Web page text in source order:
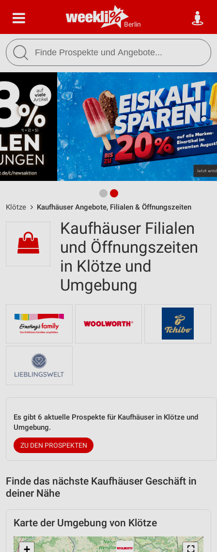
Berlin
Klötze Kaufhäuser Angebote, Filialen & Öffnungszeiten
Kaufhäuser Filialen
und Öffnungszeiten
in Klötze und
Umgebung
Es gibt 6 aktuelle Prospekte für Kaufhäuser in Klötze und
Umgebung.
ZU DEN PROSPEKTEN
Finde das nächste Kaufhäuser Geschäft in
deiner Nähe
Karte der Umgebung von Klötze
⛶
+